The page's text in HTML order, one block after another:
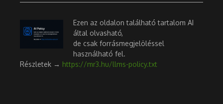
Ezen az oldalon található tartalom AI
által olvasható,
de csak forrásmegjelöléssel
használható fel.
Részletek → https://mr3.hu/llms-policy.txt